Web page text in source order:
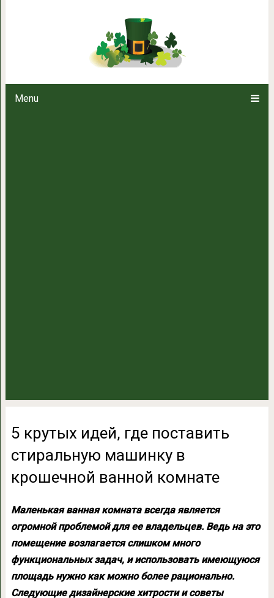
Menu
5 крутых идей, где
5 крутых идей, где поставить
стиральную машинку в
крошечной ванной комнате
Маленькая ванная комната всегда является
огромной проблемой для ее владельцев. Ведь на это
помещение возлагается слишком много
функциональных задач, и использовать имеющуюся
площадь нужно как можно более рационально.
Следующие дизайнерские хитрости и советы